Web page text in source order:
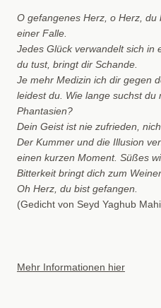
O gefangenes Herz, o Herz, du
einer Falle.
Jedes Glück verwandelt sich in
du tust, bringt dir Schande.
Je mehr Medizin ich dir gegen
leidest du. Wie lange suchst du
Phantasien?
Dein Geist ist nie zufrieden,
Der Kummer und die Illusion
einen kurzen Moment. Süßes
Bitterkeit bringt dich zum
Oh Herz, du bist gefangen.
(Gedicht von Seyd Yaghub
Mehr Informationen hier